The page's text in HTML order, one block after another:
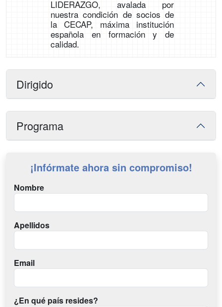
LIDERAZGO, avalada por
nuestra condición de socios de
la CECAP, máxima institución
española en formación y de
calidad.
Dirigido
Programa
¡Infórmate ahora sin compromiso!
Nombre
Apellidos
Email
¿En qué país resides?